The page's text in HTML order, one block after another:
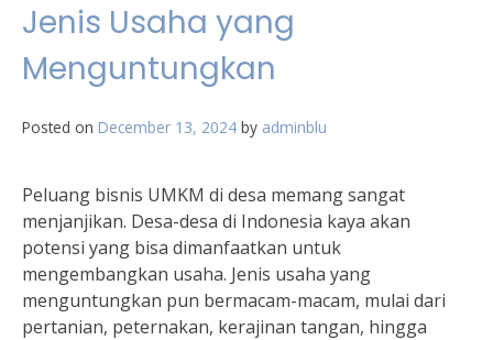
Jenis Usaha yang
Menguntungkan
Posted on December 13, 2024 by adminblu
Peluang bisnis UMKM di desa memang sangat
menjanjikan. Desa-desa di Indonesia kaya akan
potensi yang bisa dimanfaatkan untuk
mengembangkan usaha. Jenis usaha yang
menguntungkan pun bermacam-macam, mulai dari
pertanian, peternakan, kerajinan tangan, hingga